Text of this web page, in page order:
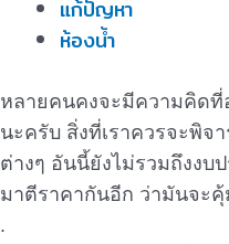
แก้ปัญหา
ห้องน้ำ
หลายคนคงจะมีความคิดที่
นะครับ สิ่งที่เราควรจะพิ
ต่างๆ อันนี้ยังไม่รวมถึงงบ
มาตีราคากันอีก ว่ามันจะ
.